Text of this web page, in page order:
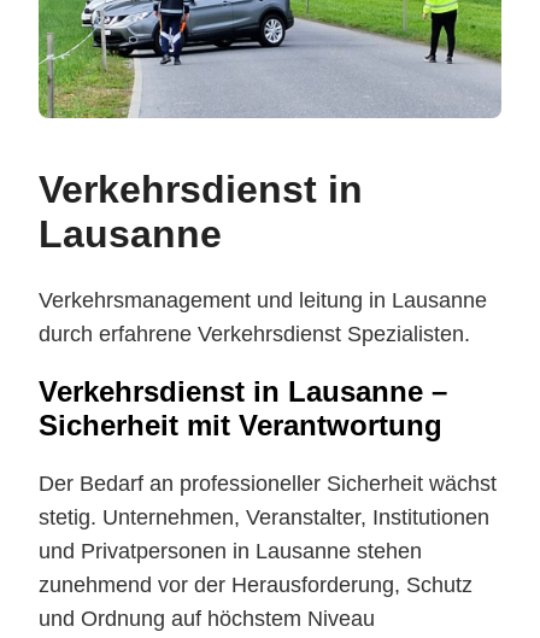
Verkehrsdienst in
Lausanne
Verkehrsmanagement und leitung in Lausanne
durch erfahrene Verkehrsdienst Spezialisten.
Verkehrsdienst in Lausanne –
Sicherheit mit Verantwortung
Der Bedarf an professioneller Sicherheit wächst
stetig. Unternehmen, Veranstalter, Institutionen
und Privatpersonen in Lausanne stehen
zunehmend vor der Herausforderung, Schutz
und Ordnung auf höchstem Niveau